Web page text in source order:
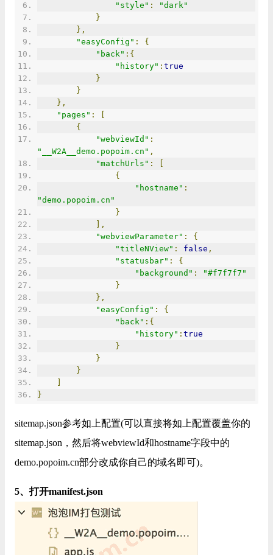
"style" :
"dark"
}
},
"easyConfig" :
{
"back" :{
"history" : true
}
}
},
"pages" :
{
"webviewId" :
"__W2A__demo.popoim.cn" ,
"matchUrls" :
{
"hostname" :
"demo.popoim.cn"
}
],
"webviewParameter" :
{
"titleNView" : false ,
"statusbar" :
{
"background" :
"#f7f7f7"
}
},
"easyConfig" :
{
"back" :{
"history" : true
}
}
}
}
sitemap.json参考如上配置(可以直接将如上配置覆盖你的
sitemap.json，然后将webviewId和hostname字段中的
demo.popoim.cn部分改成你自己的域名即可)。
5、打开manifest.json